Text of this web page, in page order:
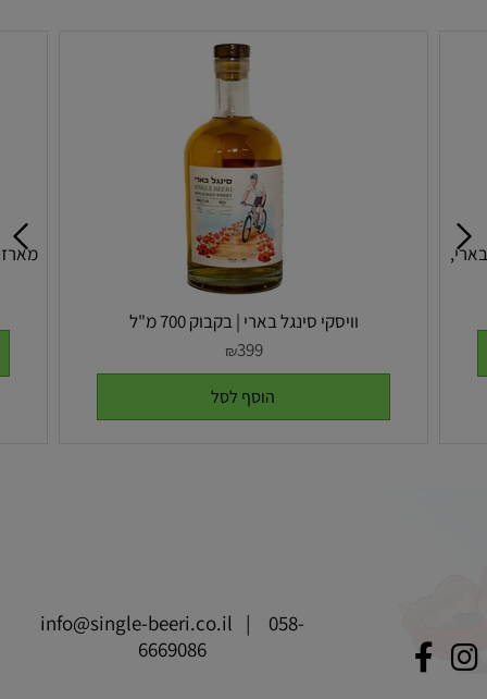
מארז
וויסקי סינגל בארי | בקבוק 700 מ"ל
₪399
הוסף לסל
info@single-beeri.co.il | 058-
6669086